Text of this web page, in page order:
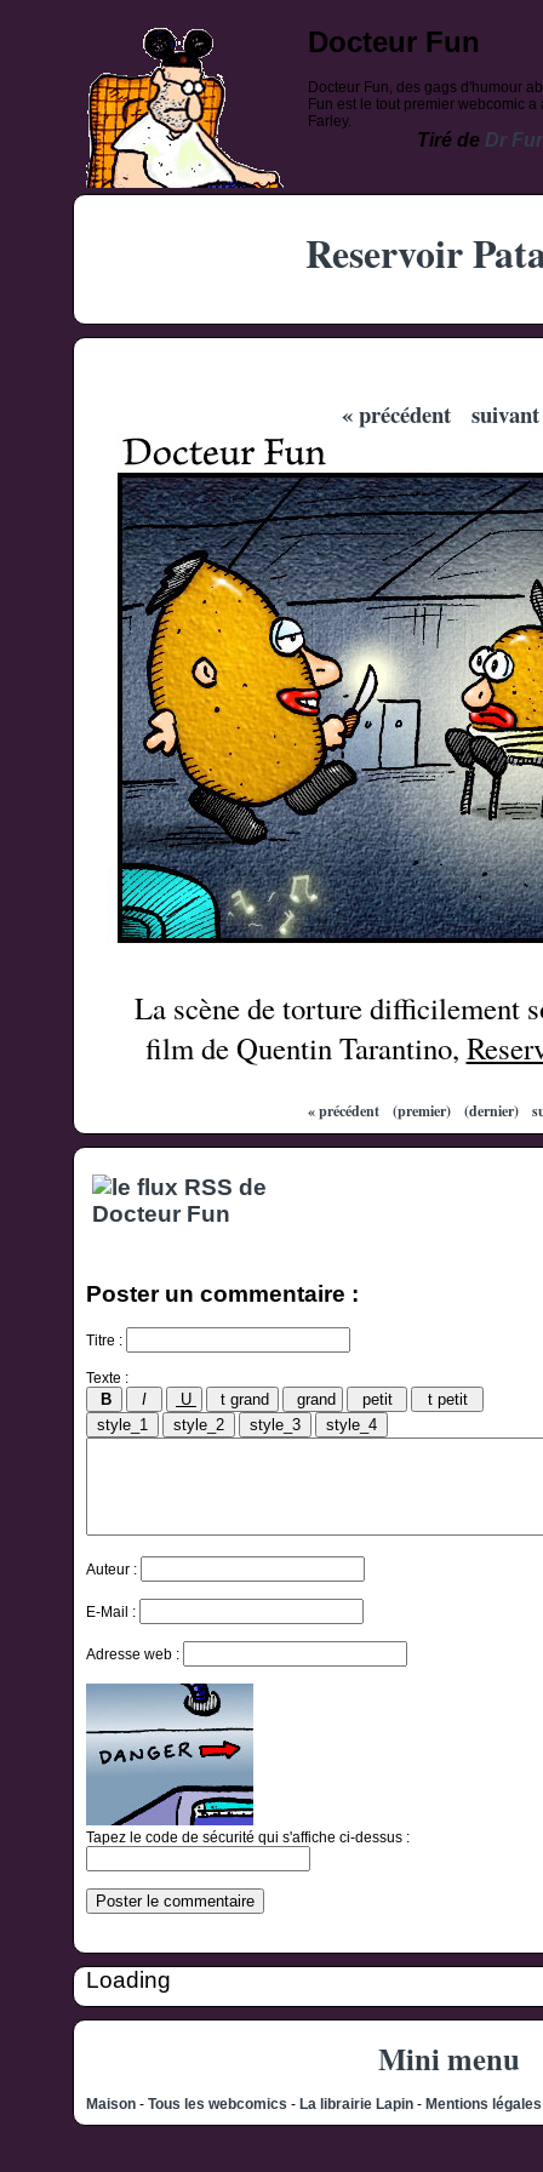
Docteur Fun
Docteur Fun, des gags d'humour
Fun est le tout premier webcomic
Farley.
Tiré de Dr
Reservoir
« précédent
La scène de torture difficilement
film de Quentin Tarantino,
« précédent (premier) (dernier)
Poster un commentaire :
Titre :
Texte :
Auteur :
E-Mail :
Adresse web :
Tapez le code de sécurité qui s'affiche ci-dessus :
Loading
Mini menu
Maison - Tous les webcomics - La librairie Lapin - Mentions